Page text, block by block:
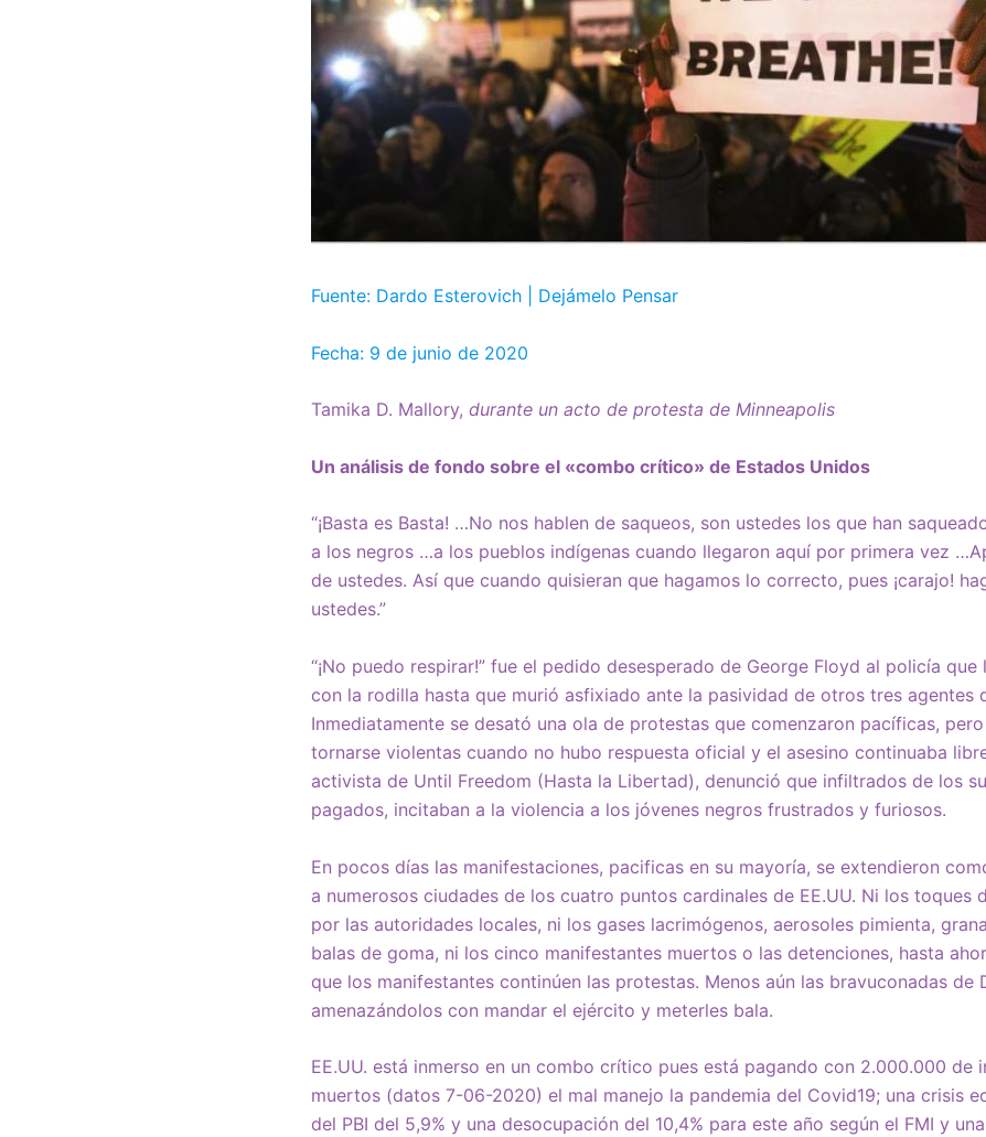
Fuente: Dardo Esterovich | Dejámelo Pensar
Fecha: 9 de junio de 2020
Tamika D. Mallory, durante un acto de protesta de Minneapolis
Un análisis de fondo sobre el «combo crítico» de Estados Unidos
“¡Basta es Basta! …No nos hablen de saqueos, son ustedes los que han
a los negros …a los pueblos indígenas cuando llegaron aquí por primera vez
de ustedes. Así que cuando quisieran que hagamos lo correcto, pues ¡carajo!
ustedes.”
“¡No puedo respirar!” fue el pedido desesperado de George Floyd al policía
con la rodilla hasta que murió asfixiado ante la pasividad de otros tres agentes
Inmediatamente se desató una ola de protestas que comenzaron pacíficas,
tornarse violentas cuando no hubo respuesta oficial y el asesino continuaba
activista de Until Freedom (Hasta la Libertad), denunció que infiltrados de los
pagados, incitaban a la violencia a los jóvenes negros frustrados y furiosos.
En pocos días las manifestaciones, pacificas en su mayoría, se extendieron
a numerosos ciudades de los cuatro puntos cardinales de EE.UU. Ni los toques
por las autoridades locales, ni los gases lacrimógenos, aerosoles pimienta,
balas de goma, ni los cinco manifestantes muertos o las detenciones, hasta
que los manifestantes continúen las protestas. Menos aún las bravuconadas de
amenazándolos con mandar el ejército y meterles bala.
EE.UU. está inmerso en un combo crítico pues está pagando con 2.000.000 de
muertos (datos 7-06-2020) el mal manejo la pandemia del Covid19; una crisis
del PBI del 5,9% y una desocupación del 10,4% para este año según el FMI y